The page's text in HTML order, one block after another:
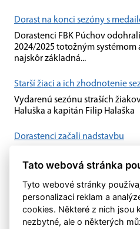
Dorast na konci sezóny s
Dorastenci FBK Púchov
2024/2025 totožným systémom
najskôr základná...
Starší žiaci a ich zhodnotenie
Vydarenú sezónu straších
Haluška a kapitán Filip Halaška
Dorastenci začali nadstavbu
Na ihrisku Močenka sa stretli
Tato webová stránka
Tyto webové stránky
personalizaci reklam a
cookies. Některé z nich jsou
nezbytné, ale o některých